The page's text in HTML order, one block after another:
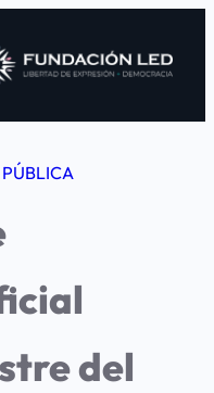
del